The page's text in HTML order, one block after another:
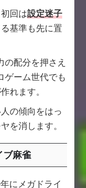
回は設定迷子
基準も先に置
の配分を押さえ
ゲーム世代でも
れます。
の傾向をはっ
を消します。
ブ麻雀
にメガドライ